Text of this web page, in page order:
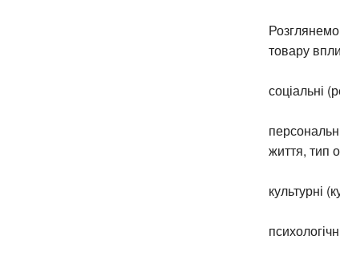
товару
соціальні
життя, тип
культурні